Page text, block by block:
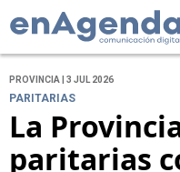
PROVINCIA | 3 JUL 2026
PARITARIAS
La
paritarias